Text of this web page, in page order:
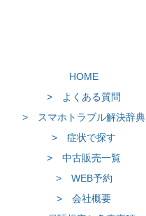
HOME
> よくある質問
> スマホトラブル解決辞典
> 症状で探す
> 中古販売一覧
> WEB予約
> 会社概要